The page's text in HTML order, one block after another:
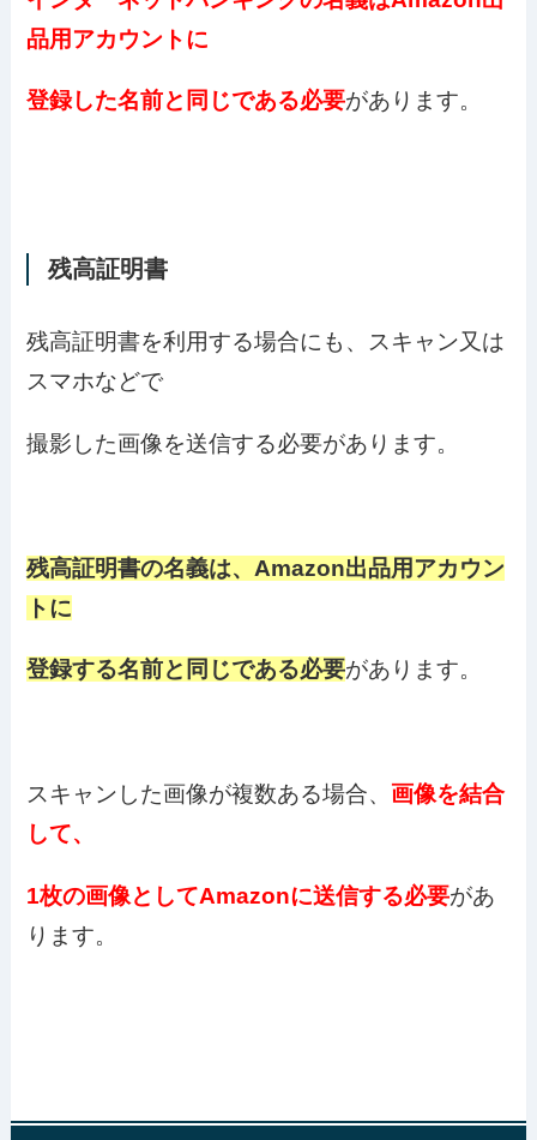
品用アカウントに
登録した名前と同じである必要があります。
残高証明書
残高証明書を利用する場合にも、スキャン又は
スマホなどで
撮影した画像を送信する必要があります。
残高証明書の名義は、Amazon出品用アカウン
トに
登録する名前と同じである必要があります。
スキャンした画像が複数ある場合、 画像を結合
して、
1枚の画像としてAmazonに送信する必要があ
ります。